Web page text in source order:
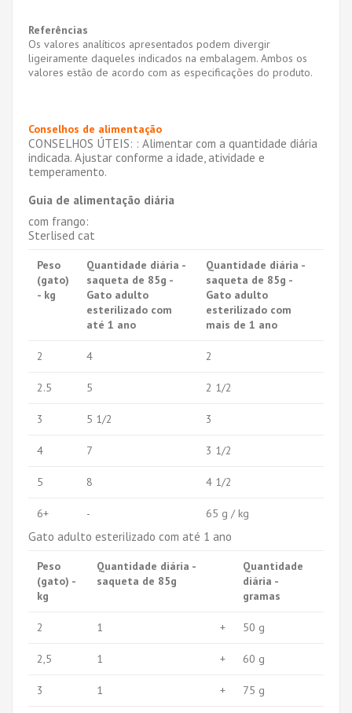
Referências
Os valores analíticos apresentados podem divergir
ligeiramente daqueles indicados na embalagem. Ambos os
valores estão de acordo com as especificações do produto.
Conselhos de alimentação
CONSELHOS ÚTEIS: : Alimentar com a quantidade diária
indicada. Ajustar conforme a idade, atividade e
temperamento.
Guia de alimentação diária
com frango:
Sterlised cat
Peso
(gato)
- kg
Quantidade diária -
saqueta de 85g -
Gato adulto
esterilizado com
até 1 ano
Quantidade diária -
saqueta de 85g -
Gato adulto
esterilizado com
mais de 1 ano
2 4 2
2.5 5 2 1/2
3 5 1/2 3
4 7 3 1/2
5 8 4 1/2
6+ - 65 g / kg
Gato adulto esterilizado com até 1 ano
Peso
(gato) -
kg
Quantidade diária -
saqueta de 85g
Quantidade
diária -
gramas
2 1 + 50 g
2,5 1 + 60 g
3 1 + 75 g